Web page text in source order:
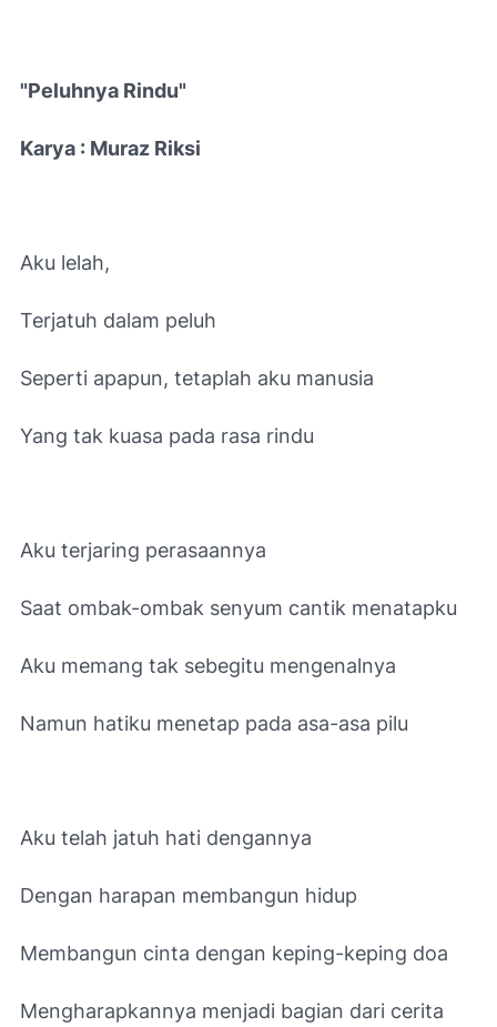
"Peluhnya Rindu"
Karya : Muraz Riksi
Aku lelah,
Terjatuh dalam peluh
Seperti apapun, tetaplah aku manusia
Yang tak kuasa pada rasa rindu
Aku terjaring perasaannya
Saat ombak-ombak senyum cantik menatapku
Aku memang tak sebegitu mengenalnya
Namun hatiku menetap pada asa-asa pilu
Aku telah jatuh hati dengannya
Dengan harapan membangun hidup
Membangun cinta dengan keping-keping doa
Mengharapkannya menjadi bagian dari cerita